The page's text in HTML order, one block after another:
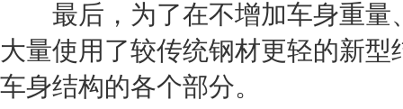
最后，为了在不增加车身重量
大量使用了较传统钢材更轻的新
车身结构的各个部分。